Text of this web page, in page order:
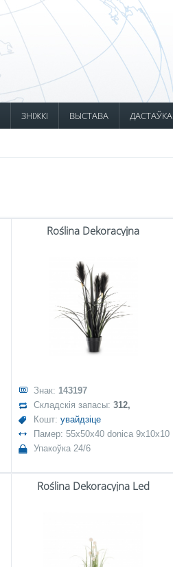
ЗНІЖКІ ВЫСТАВА ДАСТАЎКА
Roślina Dekoracyjna
Знак: 143197
Складскія запасы: 312,
Кошт: увайдзіце
Памер: 55x50x40 donica 9x10x10
Упакоўка 24/6
Roślina Dekoracyjna Led